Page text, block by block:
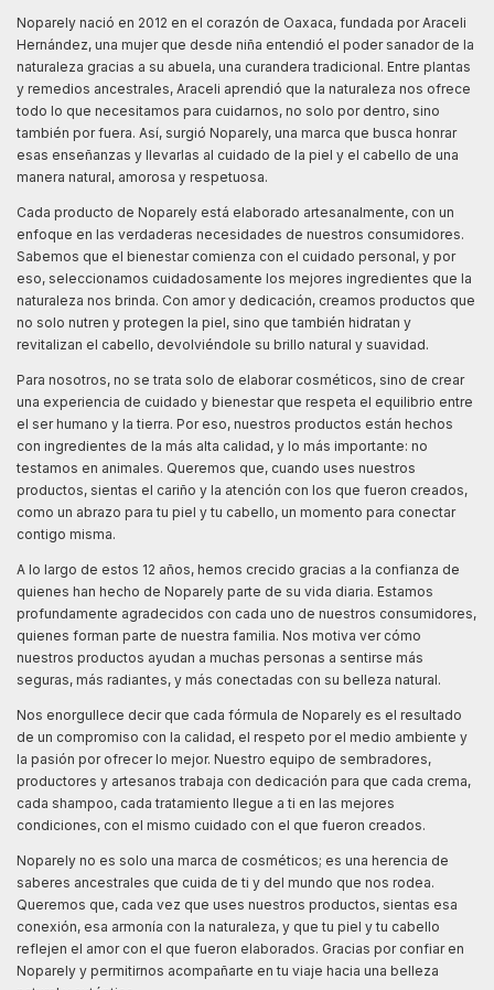
Noparely nació en 2012 en el corazón de Oaxaca, fundada por Araceli
Hernández, una mujer que desde niña entendió el poder sanador de la
naturaleza gracias a su abuela, una curandera tradicional. Entre plantas
y remedios ancestrales, Araceli aprendió que la naturaleza nos ofrece
todo lo que necesitamos para cuidarnos, no solo por dentro, sino
también por fuera. Así, surgió Noparely, una marca que busca honrar
esas enseñanzas y llevarlas al cuidado de la piel y el cabello de una
manera natural, amorosa y respetuosa.
Cada producto de Noparely está elaborado artesanalmente, con un
enfoque en las verdaderas necesidades de nuestros consumidores.
Sabemos que el bienestar comienza con el cuidado personal, y por
eso, seleccionamos cuidadosamente los mejores ingredientes que la
naturaleza nos brinda. Con amor y dedicación, creamos productos que
no solo nutren y protegen la piel, sino que también hidratan y
revitalizan el cabello, devolviéndole su brillo natural y suavidad.
Para nosotros, no se trata solo de elaborar cosméticos, sino de crear
una experiencia de cuidado y bienestar que respeta el equilibrio entre
el ser humano y la tierra. Por eso, nuestros productos están hechos
con ingredientes de la más alta calidad, y lo más importante: no
testamos en animales. Queremos que, cuando uses nuestros
productos, sientas el cariño y la atención con los que fueron creados,
como un abrazo para tu piel y tu cabello, un momento para conectar
contigo misma.
A lo largo de estos 12 años, hemos crecido gracias a la confianza de
quienes han hecho de Noparely parte de su vida diaria. Estamos
profundamente agradecidos con cada uno de nuestros consumidores,
quienes forman parte de nuestra familia. Nos motiva ver cómo
nuestros productos ayudan a muchas personas a sentirse más
seguras, más radiantes, y más conectadas con su belleza natural.
Nos enorgullece decir que cada fórmula de Noparely es el resultado
de un compromiso con la calidad, el respeto por el medio ambiente y
la pasión por ofrecer lo mejor. Nuestro equipo de sembradores,
productores y artesanos trabaja con dedicación para que cada crema,
cada shampoo, cada tratamiento llegue a ti en las mejores
condiciones, con el mismo cuidado con el que fueron creados.
Noparely no es solo una marca de cosméticos; es una herencia de
saberes ancestrales que cuida de ti y del mundo que nos rodea.
Queremos que, cada vez que uses nuestros productos, sientas esa
conexión, esa armonía con la naturaleza, y que tu piel y tu cabello
reflejen el amor con el que fueron elaborados. Gracias por confiar en
Noparely y permitirnos acompañarte en tu viaje hacia una belleza